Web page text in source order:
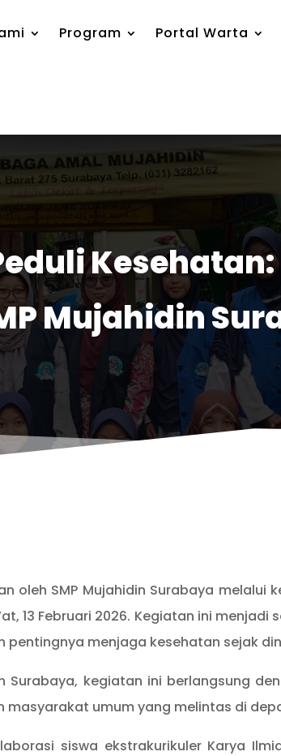
Program Portal Warta
Kesehatan:
Mujahidin
oleh SMP Mujahidin Surabaya
13 Februari 2026. Kegiatan ini
menjaga kesehatan sejak
Surabaya, kegiatan ini berlangsung
umum yang melintas di
siswa ekstrakurikuler Karya